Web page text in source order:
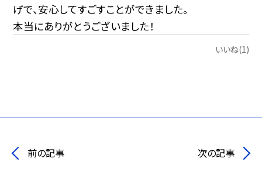
げで、安心してすごすことができました。
本当にありがとうございました！
いいね(1)
前の記事 次の記事